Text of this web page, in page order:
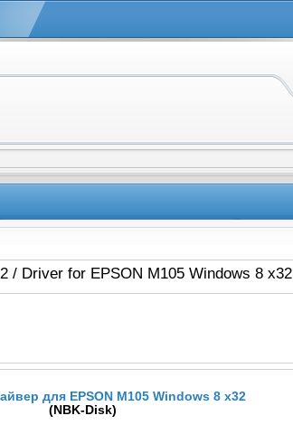
/ Driver for EPSON M105 Windows 8 x32
для EPSON M105 Windows 8 x32
(NBK-Disk)